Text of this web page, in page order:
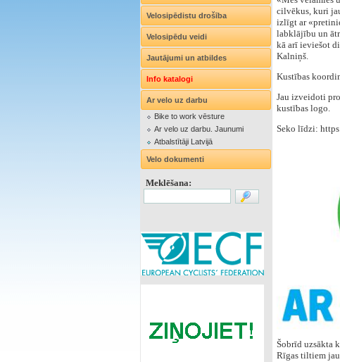
Velosipēdistu drošība
Velosipēdu veidi
Jautājumi un atbildes
Info katalogi
Ar velo uz darbu
Bike to work vēsture
Ar velo uz darbu. Jaunumi
Atbalstītāji Latvijā
Velo dokumenti
Meklēšana:
cilvēkus, kuri
izlīgt ar
labklājību un
kā arī ieviešot
Kalniņš.
Kustības
Jau izveidoti
kustības logo.
Seko līdzi:
Šobrīd uzsākta
Rīgas tiltiem